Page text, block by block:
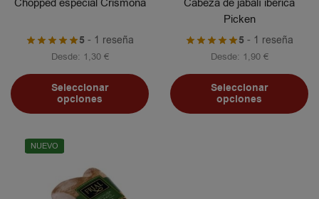
5 - 1 reseña
Desde: 1,30 €
Seleccionar
opciones
Picken
5 - 1 reseña
Desde: 1,90 €
Seleccionar
opciones
NUEVO